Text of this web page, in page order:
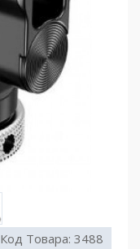
Код Товара: 3488